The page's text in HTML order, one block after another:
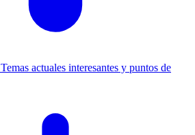
Temas actuales interesantes y puntos de